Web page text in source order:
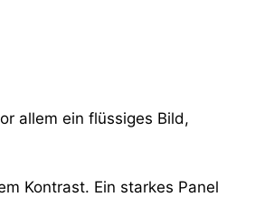
allem ein flüssiges Bild,
Kontrast. Ein starkes Panel